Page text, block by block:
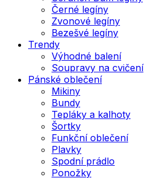
Černé legíny
Zvonové legíny
Bezešvé legíny
Trendy
Výhodné balení
Soupravy na cvičení
Pánské oblečení
Mikiny
Bundy
Tepláky a kalhoty
Šortky
Funkční oblečení
Plavky
Spodní prádlo
Ponožky